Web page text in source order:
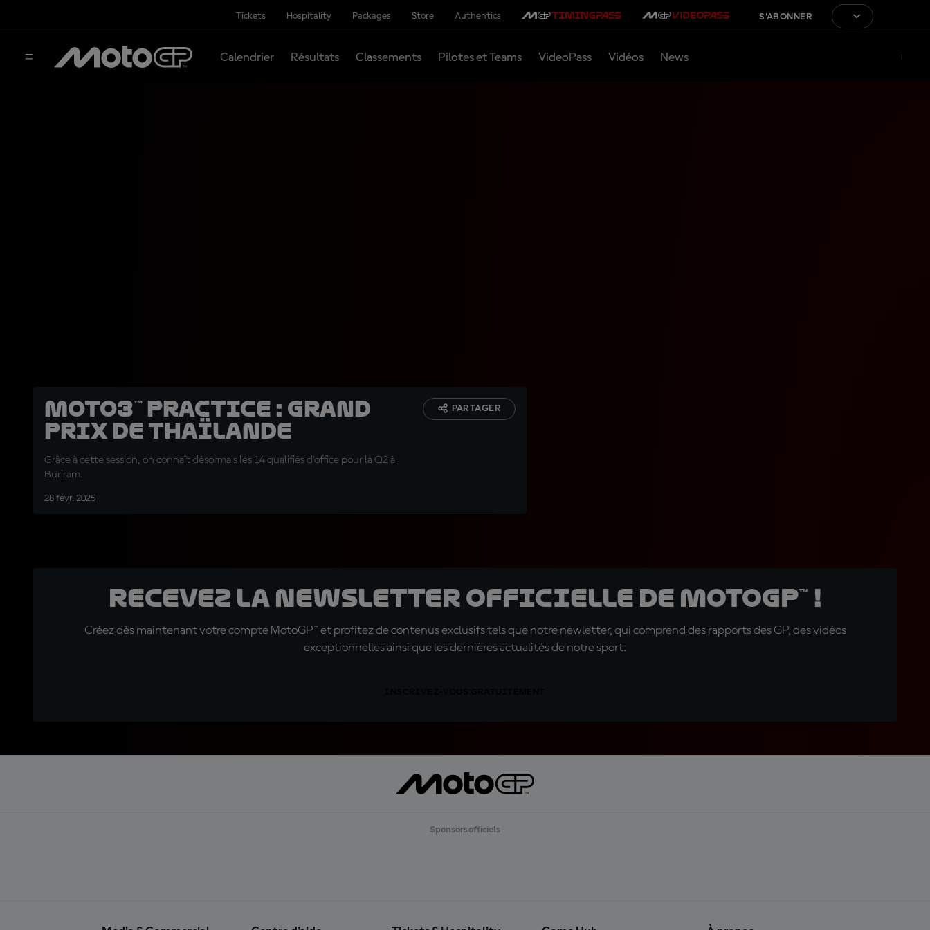
Tickets Hospitality Packages Store Authentics S'ABONNER
Calendrier Résultats Classements Pilotes et Teams VideoPass Vidéos News
Moto3™ Practice : Grand
Prix de Thaïlande
Grâce à cette session, on connaît désormais les 14 qualifiés d'office pour la Q2 à
Buriram.
28 févr. 2025
PARTAGER
Recevez la Newsletter officielle de MotoGP™ !
Créez dès maintenant votre compte MotoGP™ et profitez de contenus exclusifs tels que notre newletter, qui comprend des rapports des GP, des vidéos
exceptionnelles ainsi que les dernières actualités de notre sport.
Sponsors officiels